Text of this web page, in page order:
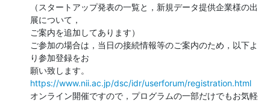
（スタートアップ発表の一覧と，新規データ提供企業様の出
展について，
ご案内を追加してあります）
ご参加の場合は，当日の接続情報等のご案内のため，以下よ
り参加登録をお
https://www.nii.ac.jp/dsc/idr/userforum/registration.html
オンライン開催ですので，プログラムの一部だけでもお気軽